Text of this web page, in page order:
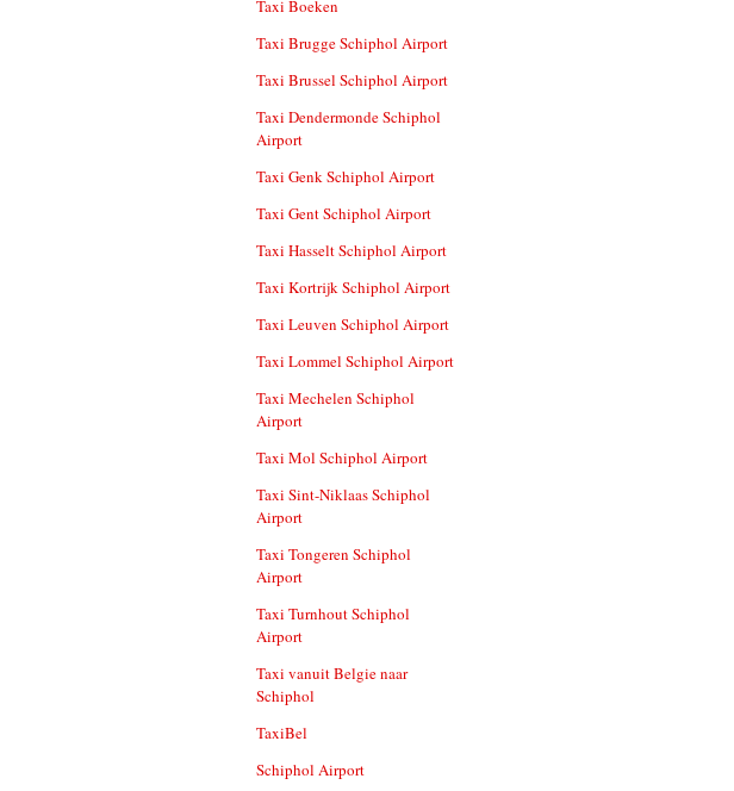
Taxi Boeken
Taxi Brugge Schiphol Airport
Taxi Brussel Schiphol Airport
Taxi Dendermonde Schiphol
Airport
Taxi Genk Schiphol Airport
Taxi Gent Schiphol Airport
Taxi Hasselt Schiphol Airport
Taxi Kortrijk Schiphol Airport
Taxi Leuven Schiphol Airport
Taxi Lommel Schiphol Airport
Taxi Mechelen Schiphol
Airport
Taxi Mol Schiphol Airport
Taxi Sint-Niklaas Schiphol
Airport
Taxi Tongeren Schiphol
Airport
Taxi Turnhout Schiphol
Airport
Taxi vanuit Belgie naar
Schiphol
TaxiBel
Schiphol Airport